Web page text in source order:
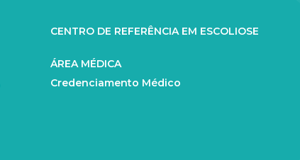
CENTRO DE REFERÊNCIA EM ESCOLIOSE
ÁREA MÉDICA
Credenciamento Médico